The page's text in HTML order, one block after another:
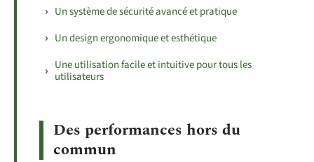
Un système de sécurité avancé et pratique
Un design ergonomique et esthétique
Une utilisation facile et intuitive pour tous les
utilisateurs
Des performances hors du
commun